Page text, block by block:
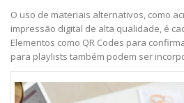
O uso de materiais alternativos, como
impressão digital de alta qualidade, é
Elementos como QR Codes para
para playlists também podem ser